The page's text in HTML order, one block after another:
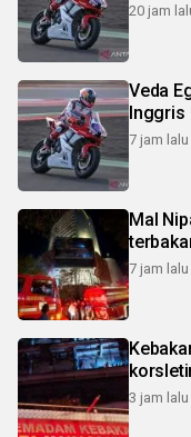
20 jam
Veda
Inggris
7 jam lalu
Mal
7 jam lalu
3 jam lalu